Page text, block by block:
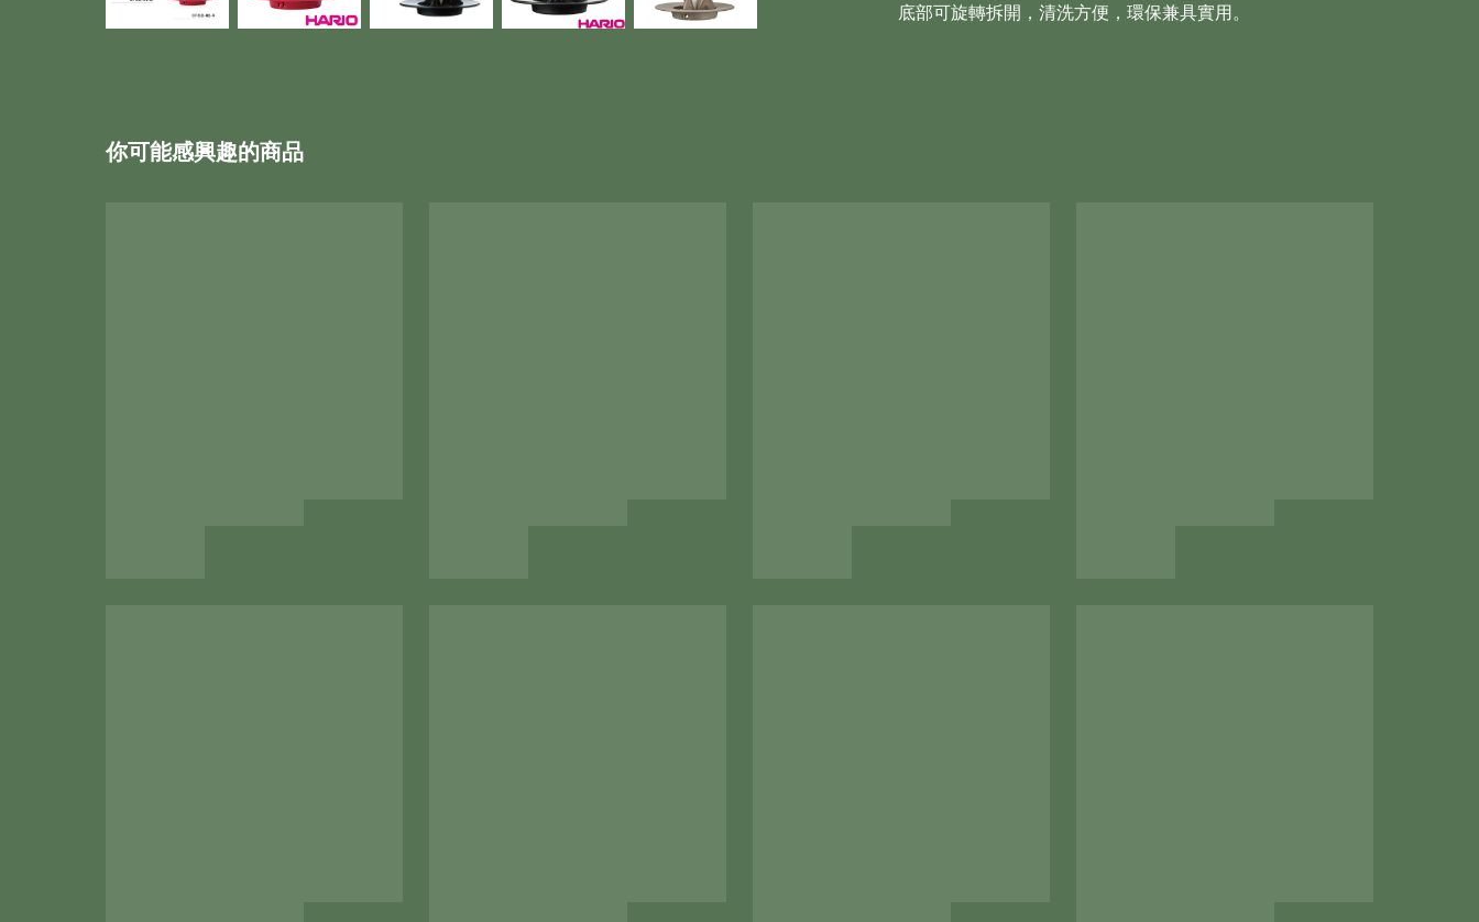
底部可旋轉拆開，清洗方便，環保兼具實用。
你可能感興趣的商品